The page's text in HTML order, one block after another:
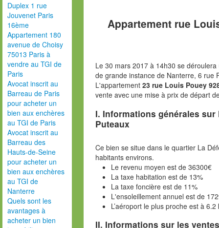
Duplex 1 rue
Jouvenet Paris
16ème
Appartement 180
avenue de Choisy
75013 Paris à
vendre au TGI de
Paris
Avocat inscrit au
Barreau de Paris
pour acheter un
bien aux enchères
au TGI de Paris
Avocat inscrit au
Barreau des
Hauts-de-Seine
pour acheter un
bien aux enchères
au TGI de
Nanterre
Quels sont les
avantages à
acheter un bien
Appartement rue
Le 30 mars 2017 à 14h30 se
de grande instance de Nanterre, 6 rue
L'appartement 23 rue Louis Pouey
vente avec une mise à prix de départ
I. Informations générales
Puteaux
Ce bien se situe dans le quartier La
habitants environs.
Le revenu moyen est de 36300€
La taxe habitation est de 13%
La taxe foncière est de 11%
L'ensoleillement annuel est de
L’aéroport le plus proche est à 6.2
II. Informations sur les